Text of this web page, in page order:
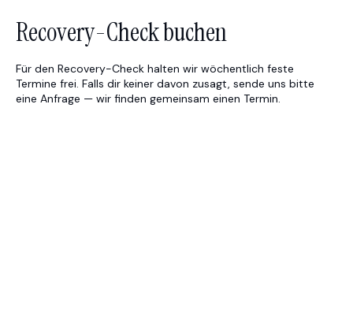
Recovery-Check buchen
Für den Recovery-Check halten wir wöchentlich feste
Termine frei. Falls dir keiner davon zusagt, sende uns bitte
eine Anfrage — wir finden gemeinsam einen Termin.